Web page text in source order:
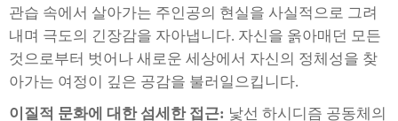
관습 속에서 살아가는 주인공의 현실을 사실적으로 그려
내며 극도의 긴장감을 자아냅니다. 자신을 옭아매던 모든
것으로부터 벗어나 새로운 세상에서 자신의 정체성을 찾
아가는 여정이 깊은 공감을 불러일으킵니다.
이질적 문화에 대한 섬세한 접근: 낯선 하시디즘 공동체의